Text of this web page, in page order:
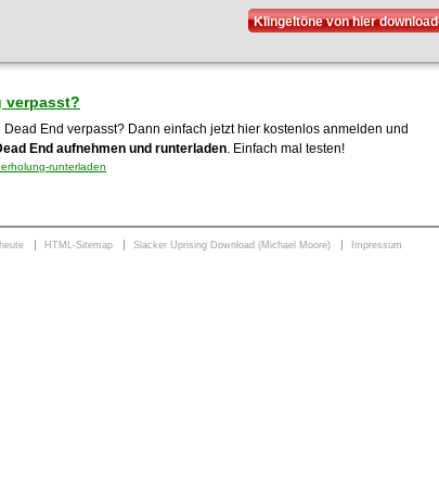
Klingeltöne von hier
verpasst?
Dead End verpasst? Dann einfach jetzt hier kostenlos anmelden und
End aufnehmen und runterladen. Einfach mal testen!
runterladen
HTML-Sitemap Slacker Uprising Download (Michael Moore) Impressum